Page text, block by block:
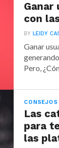
Ganar
con
BYLEIDY
Ganar
Pero,
CONSEJOS
Las
para
las